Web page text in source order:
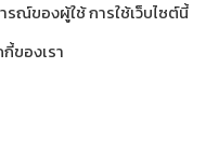
ณ์ของผู้ใช้ การใช้เว็บไซต์นี้
ของเรา